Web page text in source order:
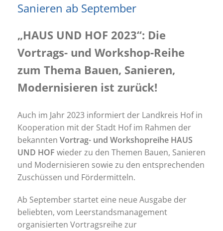
Sanieren ab September
„HAUS UND HOF 2023“: Die
Vortrags- und Workshop-Reihe
zum Thema Bauen, Sanieren,
Modernisieren ist zurück!
Auch im Jahr 2023 informiert der Landkreis Hof in
Kooperation mit der Stadt Hof im Rahmen der
bekannten Vortrag- und Workshopreihe HAUS
UND HOF wieder zu den Themen Bauen, Sanieren
und Modernisieren sowie zu den entsprechenden
Zuschüssen und Fördermitteln.
Ab September startet eine neue Ausgabe der
beliebten, vom Leerstandsmanagement
organisierten Vortragsreihe zur